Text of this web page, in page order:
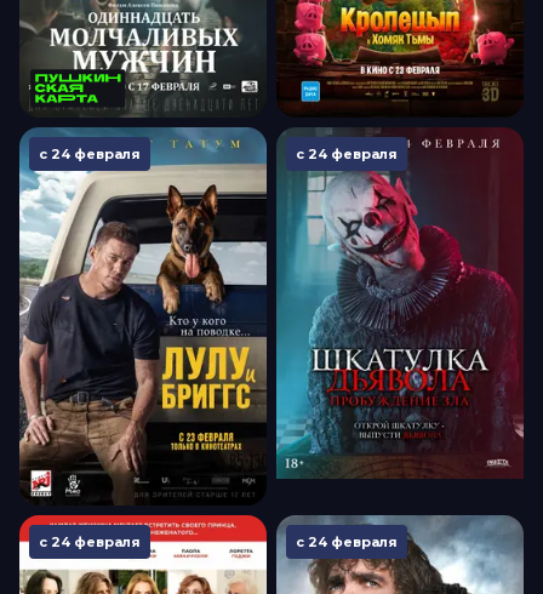
с 24 февраля с 24 февраля
с 24 февраля с 24 февраля